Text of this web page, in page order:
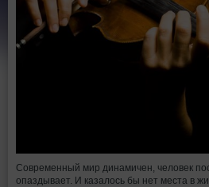
Современный мир динамичен, человек
опаздывает. И казалось бы нет места в